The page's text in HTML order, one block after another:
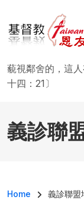
藐視鄰舍的，這
十四：21〕
義診聯
Breadcrumb
Home 義診聯盟